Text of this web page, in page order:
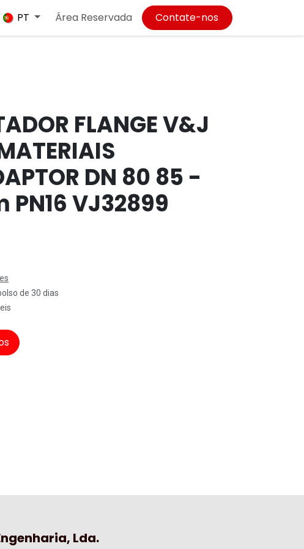
PT Área Reservada Contate-nos
FLANGE V&J
DN 80 85 -
PN16 VJ32899
de 30 dias
Lda.